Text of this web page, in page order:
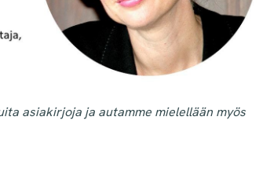
asiakirjoja ja autamme mielellään myös